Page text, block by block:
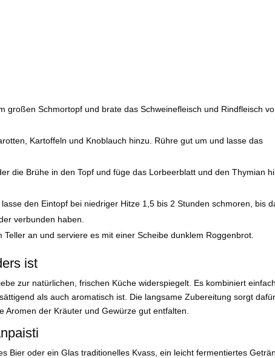
großen Schmortopf und brate das Schweinefleisch und Rindfleisch
Kartoffeln und Knoblauch hinzu. Rühre gut um und lasse das
die Brühe in den Topf und füge das Lorbeerblatt und den Thymian
den Eintopf bei niedriger Hitze 1,5 bis 2 Stunden schmoren, bis
verbunden haben.
an und serviere es mit einer Scheibe dunklem Roggenbrot.
ist
zur natürlichen, frischen Küche widerspiegelt. Es kombiniert
als auch aromatisch ist. Die langsame Zubereitung sorgt
der Kräuter und Gewürze gut entfalten.
Bier oder ein Glas traditionelles Kvass, ein leicht fermentiertes